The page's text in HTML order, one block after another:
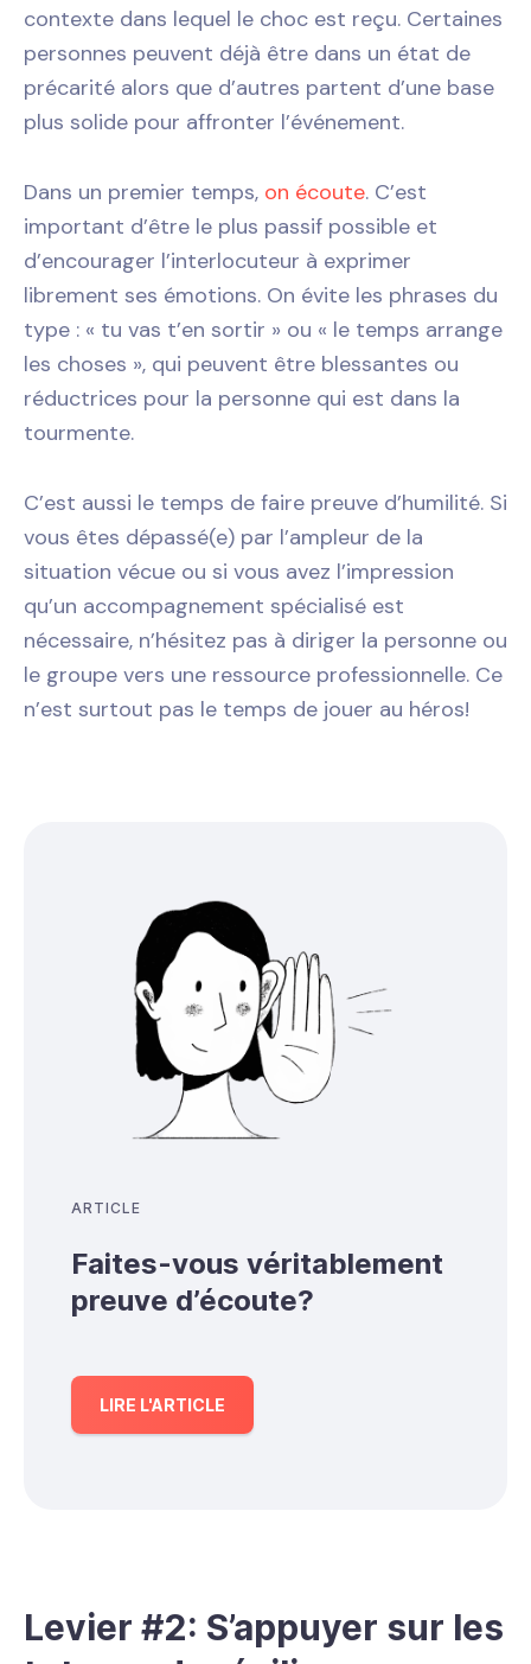
contexte dans lequel le choc est reçu. Certaines
personnes peuvent déjà être dans un état de
précarité alors que d’autres partent d’une base
plus solide pour affronter l’événement.
Dans un premier temps, on écoute. C’est
important d’être le plus passif possible et
d’encourager l’interlocuteur à exprimer
librement ses émotions. On évite les phrases du
type : « tu vas t’en sortir » ou « le temps arrange
les choses », qui peuvent être blessantes ou
réductrices pour la personne qui est dans la
tourmente.
C’est aussi le temps de faire preuve d’humilité. Si
vous êtes dépassé(e) par l’ampleur de la
situation vécue ou si vous avez l’impression
qu’un accompagnement spécialisé est
nécessaire, n’hésitez pas à diriger la personne ou
le groupe vers une ressource professionnelle. Ce
n’est surtout pas le temps de jouer au héros!
ARTICLE
Faites-vous véritablement
preuve d’écoute?
LIRE L'ARTICLE
Levier #2: S’appuyer sur les